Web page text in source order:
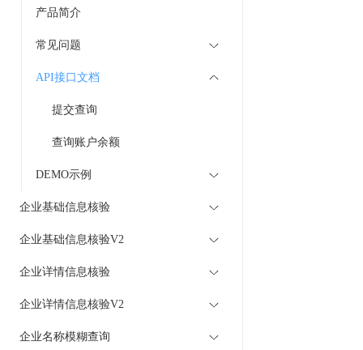
产品简介
常见问题
API接口文档
提交查询
查询账户余额
DEMO示例
企业基础信息核验
企业基础信息核验V2
企业详情信息核验
企业详情信息核验V2
企业名称模糊查询